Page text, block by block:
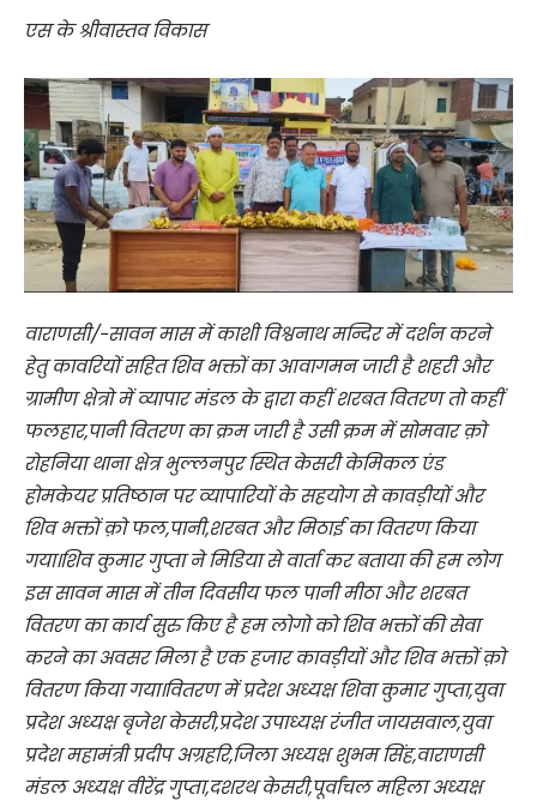
एस के श्रीवास्तव विकास
वाराणसी/-सावन मास में काशी विश्वनाथ मन्दिर में दर्शन करने
हेतु कावरियों सहित शिव भक्तों का आवागमन जारी है शहरी और
ग्रामीण क्षेत्रो में व्यापार मंडल के द्वारा कहीं शरबत वितरण तो कहीं
फलहार,पानी वितरण का क्रम जारी है उसी क्रम में सोमवार क़ो
रोहनिया थाना क्षेत्र भुल्लनपुर स्थित केसरी केमिकल एंड
होमकेयर प्रतिष्ठान पर व्यापारियों के सहयोग से कावड़ीयों और
शिव भक्तों क़ो फल,पानी,शरबत और मिठाई का वितरण किया
गया।शिव कुमार गुप्ता ने मिडिया से वार्ता कर बताया की हम लोग
इस सावन मास में तीन दिवसीय फल पानी मीठा और शरबत
वितरण का कार्य सुरु किए है हम लोगो को शिव भक्तों की सेवा
करने का अवसर मिला है एक हजार कावड़ीयों और शिव भक्तों क़ो
वितरण किया गया।वितरण में प्रदेश अध्यक्ष शिवा कुमार गुप्ता,युवा
प्रदेश अध्यक्ष बृजेश केसरी,प्रदेश उपाध्यक्ष रंजीत जायसवाल,युवा
प्रदेश महामंत्री प्रदीप अग्रहरि,जिला अध्यक्ष शुभम सिंह,वाराणसी
मंडल अध्यक्ष वीरेंद्र गुप्ता,दशरथ केसरी,पूर्वांचल महिला अध्यक्ष